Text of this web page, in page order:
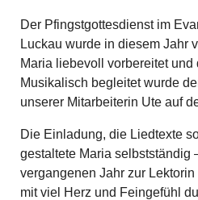
Der Pfingstgottesdienst im
Luckau wurde in diesem Jahr
Maria liebevoll vorbereitet und
Musikalisch begleitet wurde
unserer Mitarbeiterin Ute auf
Die Einladung, die Liedtexte
gestaltete Maria selbstständig
vergangenen Jahr zur
mit viel Herz und Feingefühl